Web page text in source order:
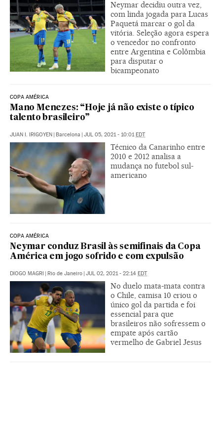
Neymar decidiu outra vez,
com linda jogada para Lucas
Paquetá marcar o gol da
vitória. Seleção agora espera
o vencedor no confronto
entre Argentina e Colômbia
para disputar o
bicampeonato
COPA AMÉRICA
Mano Menezes: “Hoje já não existe o típico
talento brasileiro”
JUAN I. IRIGOYEN | Barcelona | JUL 05, 2021 - 10:01EDT
Técnico da Canarinho entre
2010 e 2012 analisa a
mudança no futebol sul-
americano
COPA AMÉRICA
Neymar conduz Brasil às semifinais da Copa
América em jogo sofrido e com expulsão
DIOGO MAGRI | Rio de Janeiro | JUL 02, 2021 - 22:14 EDT
No duelo mata-mata contra
o Chile, camisa 10 criou o
único gol da partida e foi
essencial para que
brasileiros não sofressem o
empate após cartão
vermelho de Gabriel Jesus